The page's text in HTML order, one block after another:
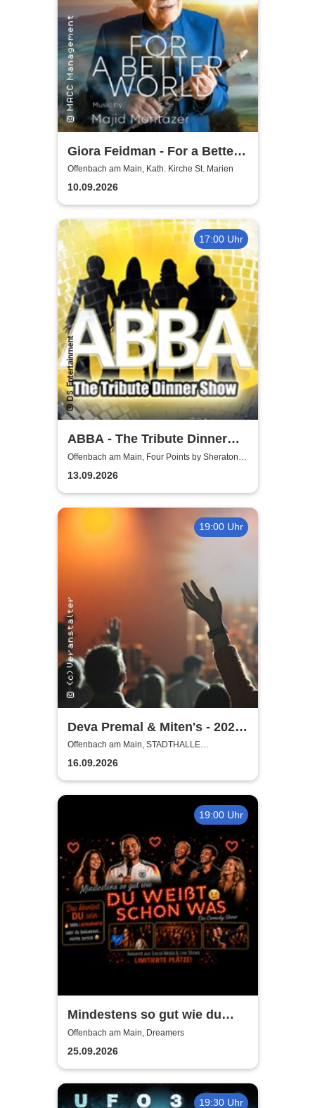
Giora Feidman - For a Better
World
Offenbach am Main, Kath. Kirche St. Marien
10.09.2026
17:00 Uhr
ABBA - The Tribute Dinner
Show
Offenbach am Main, Four Points by Sheraton
Offenbach Plaza
13.09.2026
19:00 Uhr
Deva Premal & Miten's - 2026
European Tour
Offenbach am Main, STADTHALLE
OFFENBACH
16.09.2026
19:00 Uhr
Mindestens so gut wie du
weißt schon was -
Standupcomedy by Leo
Sommer
Offenbach am Main, Dreamers
25.09.2026
19:30 Uhr